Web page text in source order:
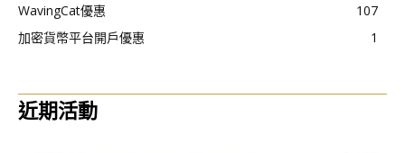
WavingCat優惠
107
加密貨幣平台開戶優惠
1
近期活動